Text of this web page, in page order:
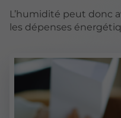
L’humidité peut donc
les dépenses